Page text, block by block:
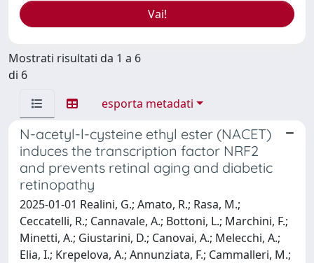
Mostrati risultati da 1 a 6
di 6
esporta metadati
N-acetyl-l-cysteine ethyl ester (NACET)
induces the transcription factor NRF2
and prevents retinal aging and diabetic
retinopathy
2025-01-01 Realini, G.; Amato, R.; Rasa, M.;
Ceccatelli, R.; Cannavale, A.; Bottoni, L.; Marchini, F.;
Minetti, A.; Giustarini, D.; Canovai, A.; Melecchi, A.;
Elia, I.; Krepelova, A.; Annunziata, F.; Cammalleri, M.;